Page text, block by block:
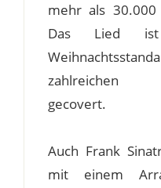
mehr als 30.000
Das Lied ist
zahlreichen
gecovert.
Auch Frank
mit einem